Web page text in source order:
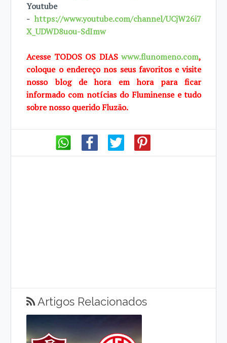
Youtube
-https://www.youtube.com/channel/UCjW26i7
X_UDWD8uou-SdImw
Acesse TODOS OS DIASwww.flunomeno.com,
coloque o endereço nos seus favoritos e visite
nosso blog de hora em hora para ficar
informado com notícias do Fluminense e tudo
sobre nosso querido Fluzão.
Artigos Relacionados